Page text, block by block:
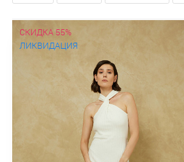
СКИДКА 55%
ЛИКВИДАЦИЯ